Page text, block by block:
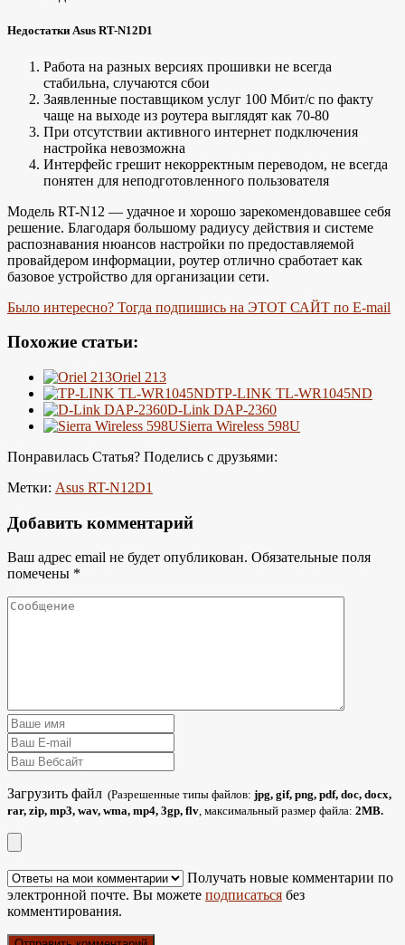
Недостатки Asus RT-N12D1
Работа на разных версиях прошивки не всегда
стабильна, случаются сбои
Заявленные поставщиком услуг 100 Мбит/с по факту
чаще на выходе из роутера выглядят как 70-80
При отсутствии активного интернет подключения
настройка невозможна
Интерфейс грешит некорректным переводом, не всегда
понятен для неподготовленного пользователя
Модель RT-N12 — удачное и хорошо зарекомендовавшее себя
решение. Благодаря большому радиусу действия и системе
распознавания нюансов настройки по предоставляемой
провайдером информации, роутер отлично сработает как
базовое устройство для организации сети.
Было интересно? Тогда подпишись на ЭТОТ САЙТ по E-mail
Похожие статьи:
Oriel 213
TP-LINK TL-WR1045ND
D-Link DAP-2360
Sierra Wireless 598U
Понравилась Статья? Поделись с друзьями:
Метки: Asus RT-N12D1
Добавить комментарий
Ваш адрес email не будет опубликован. Обязательные поля
помечены *
Загрузить файл (Разрешенные типы файлов: jpg, gif, png, pdf, doc, docx,
rar, zip, mp3, wav, wma, mp4, 3gp, flv, максимальный размер файла: 2MB.
Получать новые комментарии по
электронной почте. Вы можете подписаться без
комментирования.